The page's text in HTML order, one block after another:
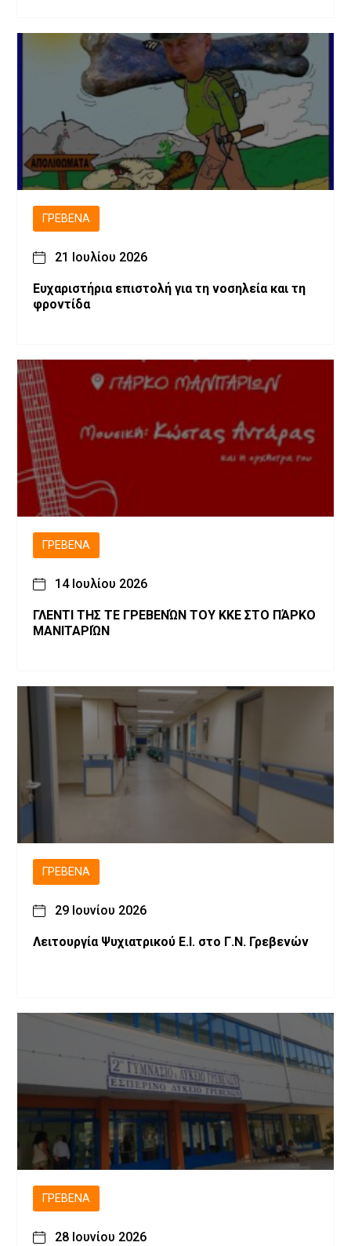
ΓΡΕΒΕΝΆ
21 Ιουλίου 2026
Ευχαριστήρια επιστολή για τη νοσηλεία και τη
φροντίδα
ΓΡΕΒΕΝΆ
14 Ιουλίου 2026
ΓΛΕΝΤΙ ΤΗΣ ΤΕ ΓΡΕΒΕΝΏΝ ΤΟΥ ΚΚΕ ΣΤΟ ΠΆΡΚΟ
ΜΑΝΙΤΑΡΙΏΝ
ΓΡΕΒΕΝΆ
29 Ιουνίου 2026
Λειτουργία Ψυχιατρικού Ε.Ι. στο Γ.Ν. Γρεβενών
ΓΡΕΒΕΝΆ
28 Ιουνίου 2026